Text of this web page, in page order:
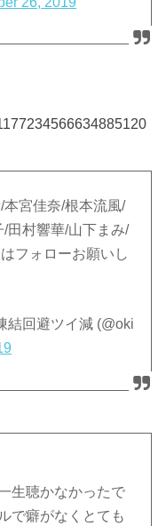
本宮佳奈/根本流風/
田村響華/山下まみ/
フォローお願いし
結回避ツイ減 (@oki
生聴かなかったで
で癖がなくとても